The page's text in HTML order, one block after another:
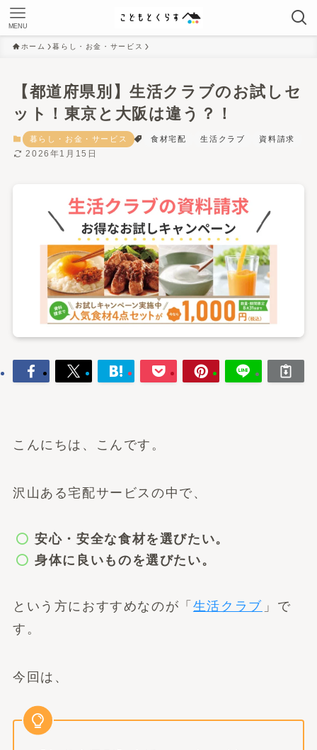
MENU
ホーム 暮らし・お金・サービス
【都道府県別】生活クラブのお試しセ
ット！東京と大阪は違う？！
暮らし・お金・サービス 食材宅配 生活クラブ 資料請求
2026年1月15日
こんにちは、こんです。
沢山ある宅配サービスの中で、
安心・安全な食材を選びたい。
身体に良いものを選びたい。
という方におすすめなのが「 生活クラブ 」で
す。
今回は、